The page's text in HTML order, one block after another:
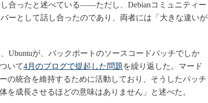
合ったと述べている――ただし、Debianコミュニティー
ーとして話し合ったのであり、両者には「大きな違いが
Ubuntuが、バックポートのソースコードパッチでしか
いて4月のブログで提起した問題 を繰り返した。マード
の統合を維持するために活動しており、そうしたパッチ
を成長させるほどの意味はありません」と述べた。